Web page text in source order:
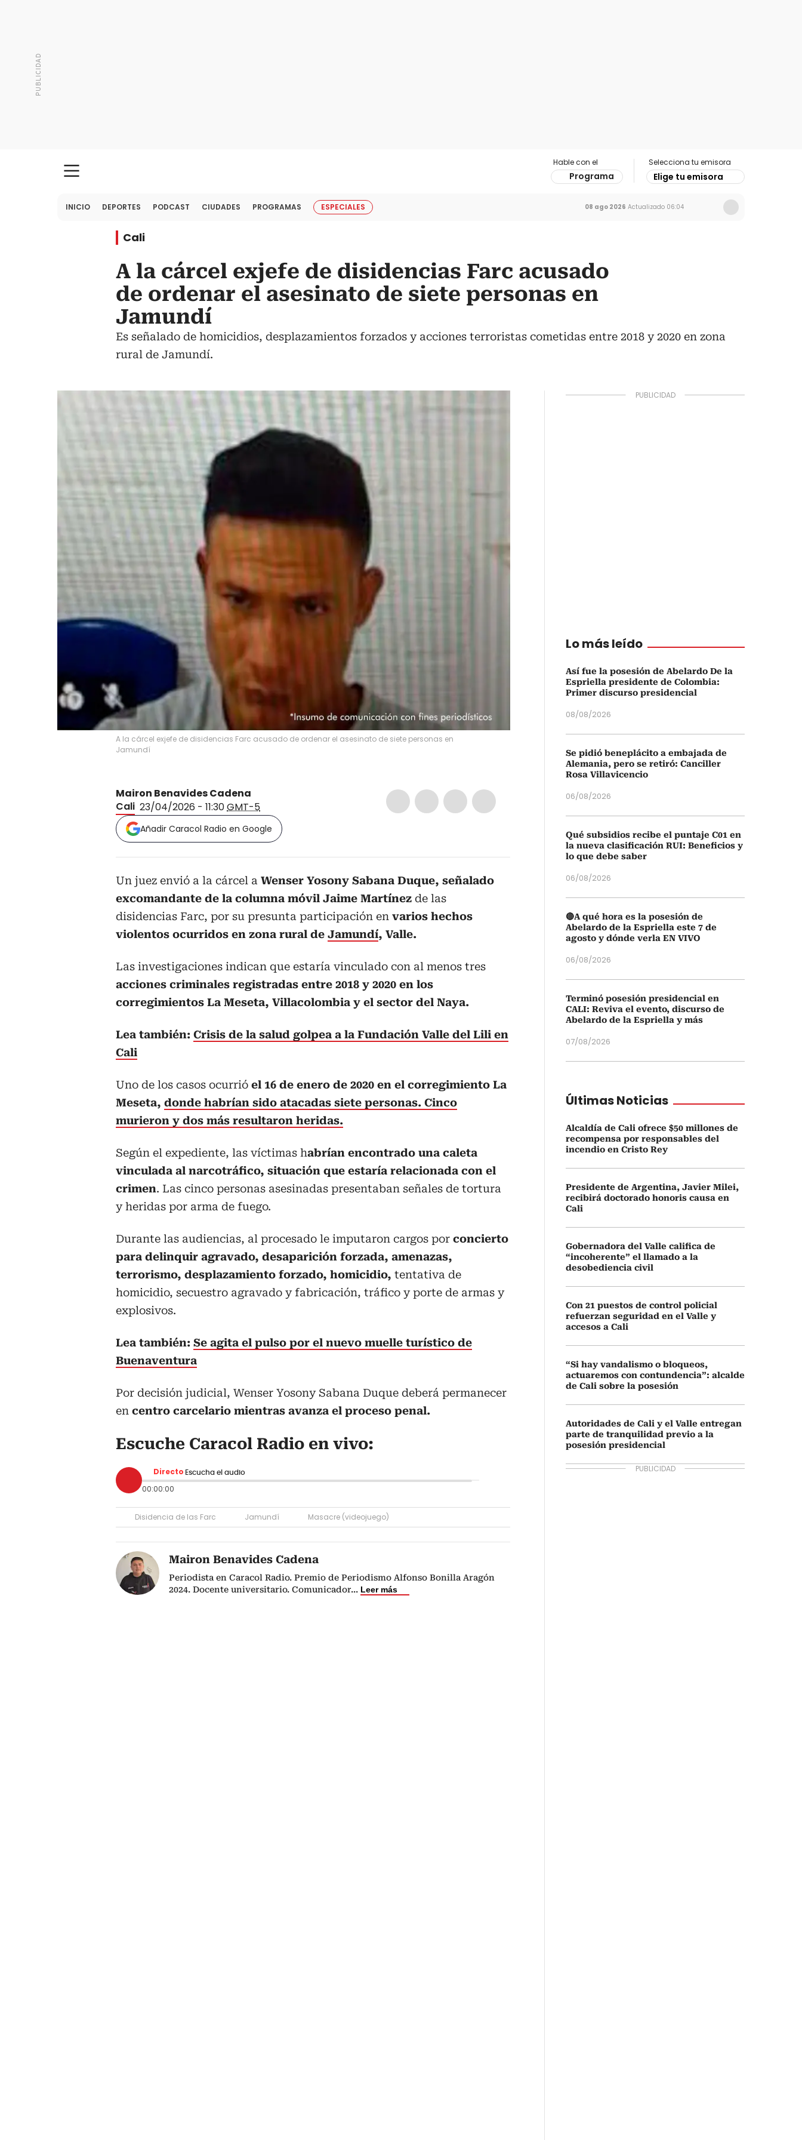
Hable con el
Programa
Selecciona tu emisora
Elige tu emisora
INICIO DEPORTES PODCAST CIUDADES PROGRAMAS ESPECIALES 08 ago 2026 Actualizado 06:04
Cali
A la cárcel exjefe de disidencias Farc acusado
de ordenar el asesinato de siete personas en
Jamundí
Es señalado de homicidios, desplazamientos forzados y acciones terroristas cometidas entre 2018 y 2020 en zona
rural de Jamundí.
A la cárcel exjefe de disidencias Farc acusado de ordenar el asesinato de siete personas en
Jamundí
Mairon Benavides Cadena
Cali 23/04/2026 - 11:30GMT-5
Añadir Caracol Radio en Google
Un juez envió a la cárcel a Wenser Yosony Sabana Duque, señalado
excomandante de la columna móvil Jaime Martínez de las
disidencias Farc, por su presunta participación en varios hechos
violentos ocurridos en zona rural de Jamundí, Valle.
Las investigaciones indican que estaría vinculado con al menos tres
acciones criminales registradas entre 2018 y 2020 en los
corregimientos La Meseta, Villacolombia y el sector del Naya.
Lea también: Crisis de la salud golpea a la Fundación Valle del Lili en
Cali
Uno de los casos ocurrió el 16 de enero de 2020 en el corregimiento La
Meseta, donde habrían sido atacadas siete personas. Cinco
murieron y dos más resultaron heridas.
Según el expediente, las víctimas habrían encontrado una caleta
vinculada al narcotráfico, situación que estaría relacionada con el
crimen. Las cinco personas asesinadas presentaban señales de tortura
y heridas por arma de fuego.
Durante las audiencias, al procesado le imputaron cargos por concierto
para delinquir agravado, desaparición forzada, amenazas,
terrorismo, desplazamiento forzado, homicidio, tentativa de
homicidio, secuestro agravado y fabricación, tráfico y porte de armas y
explosivos.
Lea también: Se agita el pulso por el nuevo muelle turístico de
Buenaventura
Por decisión judicial, Wenser Yosony Sabana Duque deberá permanecer
en centro carcelario mientras avanza el proceso penal.
Escuche Caracol Radio en vivo:
Directo Escucha el audio
00:00:00
Disidencia de las Farc Jamundí Masacre (videojuego)
Mairon Benavides Cadena
Periodista en Caracol Radio. Premio de Periodismo Alfonso Bonilla Aragón
2024. Docente universitario. Comunicador... Leer más
Lo más leído
Así fue la posesión de Abelardo De la
Espriella presidente de Colombia:
Primer discurso presidencial
08/08/2026
Se pidió beneplácito a embajada de
Alemania, pero se retiró: Canciller
Rosa Villavicencio
06/08/2026
Qué subsidios recibe el puntaje C01 en
la nueva clasificación RUI: Beneficios y
lo que debe saber
06/08/2026
🔴A qué hora es la posesión de
Abelardo de la Espriella este 7 de
agosto y dónde verla EN VIVO
06/08/2026
Terminó posesión presidencial en
CALI: Reviva el evento, discurso de
Abelardo de la Espriella y más
07/08/2026
Últimas Noticias
Alcaldía de Cali ofrece $50 millones de
recompensa por responsables del
incendio en Cristo Rey
Presidente de Argentina, Javier Milei,
recibirá doctorado honoris causa en
Cali
Gobernadora del Valle califica de
“incoherente” el llamado a la
desobediencia civil
Con 21 puestos de control policial
refuerzan seguridad en el Valle y
accesos a Cali
“Si hay vandalismo o bloqueos,
actuaremos con contundencia”: alcalde
de Cali sobre la posesión
Autoridades de Cali y el Valle entregan
parte de tranquilidad previo a la
posesión presidencial